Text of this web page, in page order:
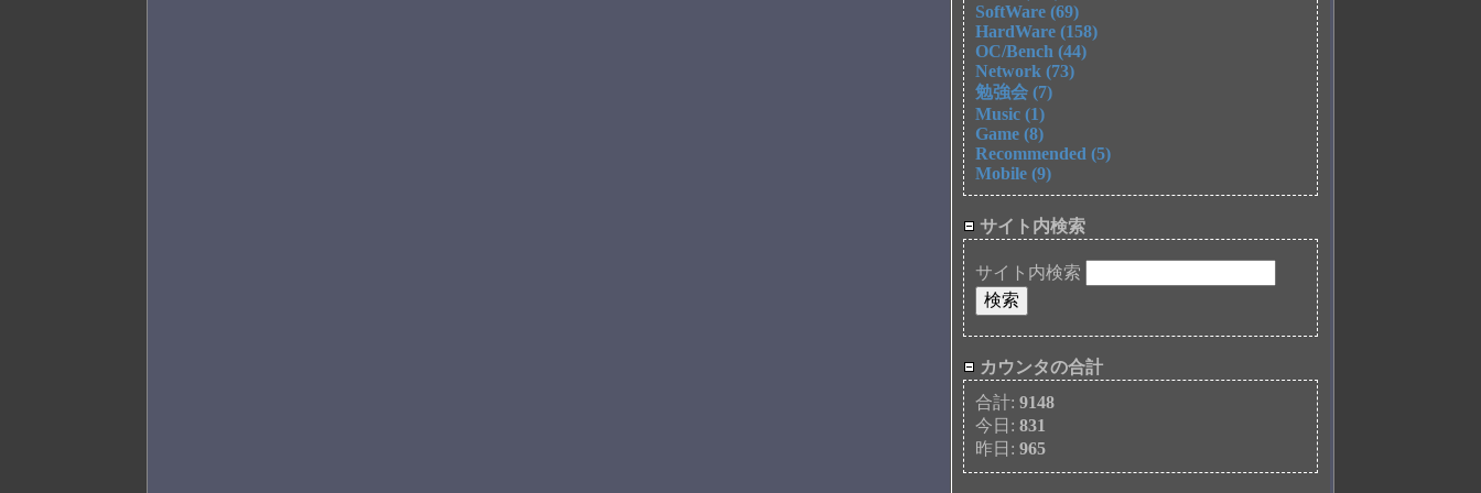
SoftWare (69)
HardWare (158)
OC/Bench (44)
Network (73)
勉強会 (7)
Music (1)
Game (8)
Recommended (5)
Mobile (9)
サイト内検索
サイト内検索
カウンタの合計
合計:9148
今日:831
昨日:965